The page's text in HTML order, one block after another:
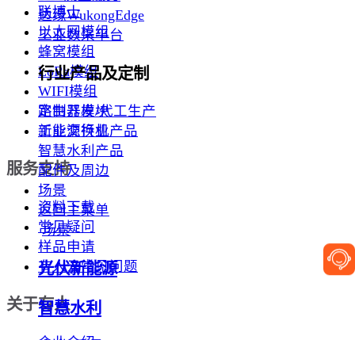
边缘WukongEdge
工业数采平台
行业产品及定制
定制开发/代工生产
新能源行业产品
智慧水利产品
配件及周边
场景
返回主菜单
场景
光伏新能源
智慧水利
联博士
以太网模组
蜂窝模组
LoRa模组
WIFI模组
路由器模块
工业交换机
服务支持
资料下载
常见疑问
样品申请
有人云常见问题
关于有人